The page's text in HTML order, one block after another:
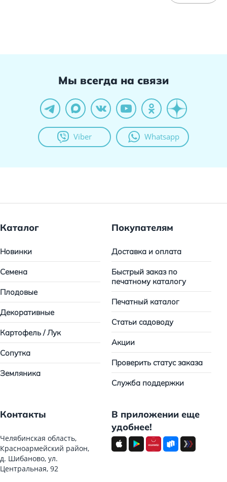
Мы всегда на связи
Viber Whatsapp
Каталог
Новинки
Семена
Плодовые
Декоративные
Картофель / Лук
Сопутка
Земляника
Покупателям
Доставка и оплата
Быстрый заказ по
печатному каталогу
Печатный каталог
Статьи садоводу
Акции
Проверить статус заказа
Служба поддержки
Контакты
Челябинская область,
Красноармейский район,
д. Шибаново, ул.
Центральная, 92
В приложении еще
удобнее!